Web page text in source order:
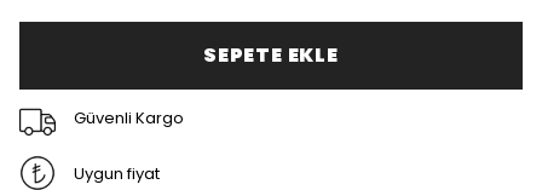
SEPETE EKLE
Güvenli Kargo
Uygun fiyat